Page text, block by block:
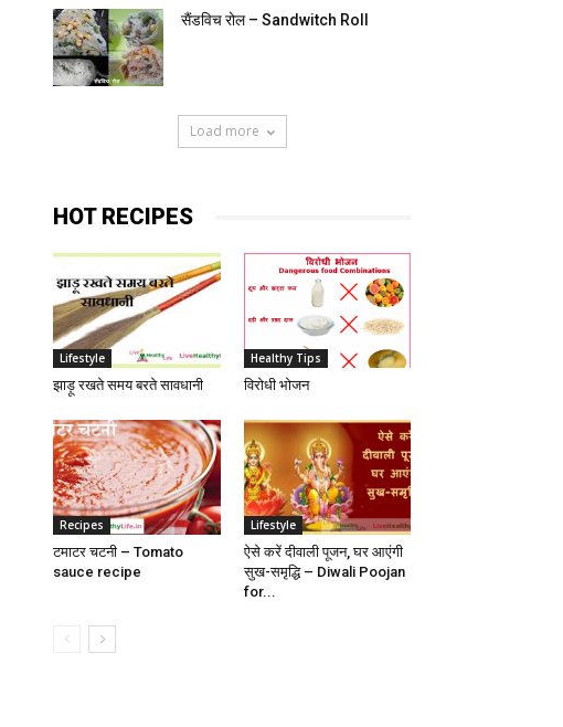
सैंडविच रोल – Sandwitch Roll
Load more
HOT RECIPES
Lifestyle
झाड़ू रखते समय बरते सावधानी
Healthy Tips
विरोधी भोजन
Recipes
टमाटर चटनी – Tomato
sauce recipe
Lifestyle
ऐसे करें दीवाली पूजन, घर आएंगी
सुख-समृद्धि – Diwali Poojan
for...